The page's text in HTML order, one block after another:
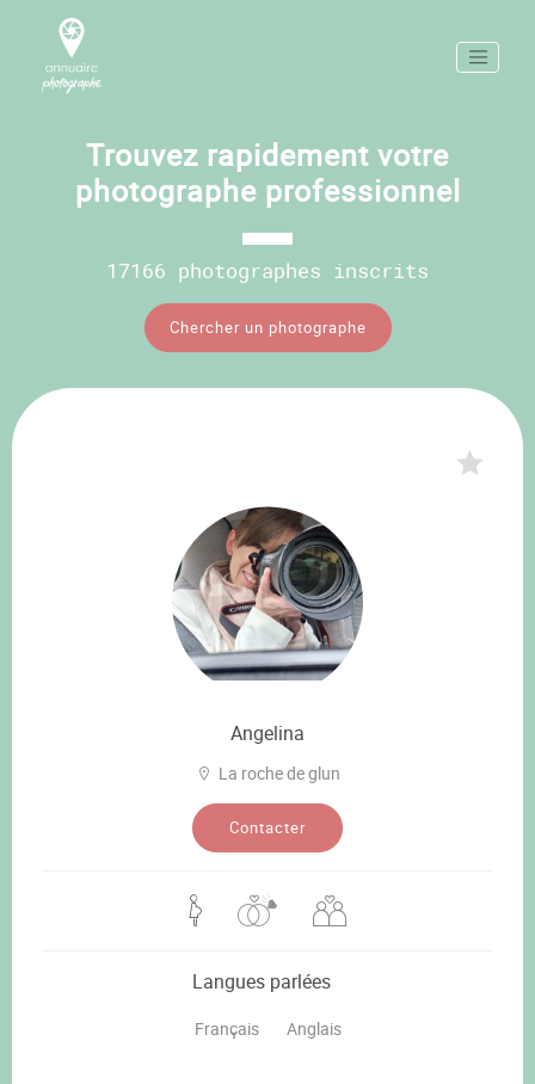
Trouvez rapidement votre
photographe professionnel
17166 photographes inscrits
Chercher un photographe
Angelina
La roche de glun
Contacter
Langues parlées
Français Anglais